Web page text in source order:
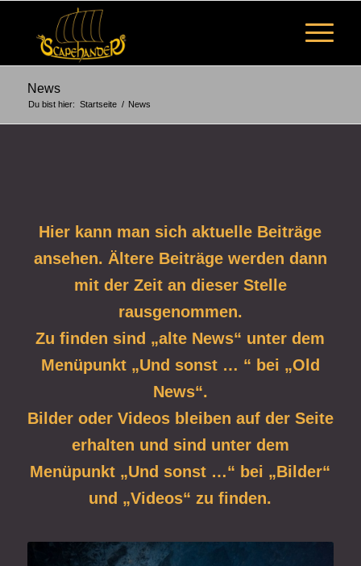
News
Du bist hier: Startseite / News
Hier kann man sich aktuelle Beiträge
ansehen. Ältere Beiträge werden dann
mit der Zeit an dieser Stelle
rausgenommen.
Zu finden sind „alte News“ unter dem
Menüpunkt „Und sonst … “ bei „Old
News“.
Bilder oder Videos bleiben auf der Seite
erhalten und sind unter dem
Menüpunkt „Und sonst …“ bei „Bilder“
und „Videos“ zu finden.